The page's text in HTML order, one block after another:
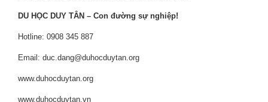
DU HỌC DUY TÂN – Con đường sự nghiệp!
Hotline: 0908 345 887
Email: duc.dang@duhocduytan.org
www.duhocduytan.org
www.duhocduytan.vn